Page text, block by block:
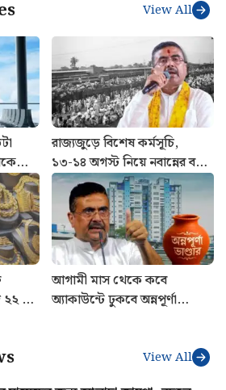
কালিম্পং, আলিপুরদুয়ার, জলপাইগুড়ি
ভারী বৃষ্টির পূর্বাভাস।
বজ্রবিদ্যুৎ-সহ হালকা থেকে
থেকে ৫০ কিলোমিটার বেগে দমকা
View All
রাজ্যজুড়ে বিশেষ কর্মসূচি,
১৩-১৪ অগস্ট নিয়ে নবান্নের বড়